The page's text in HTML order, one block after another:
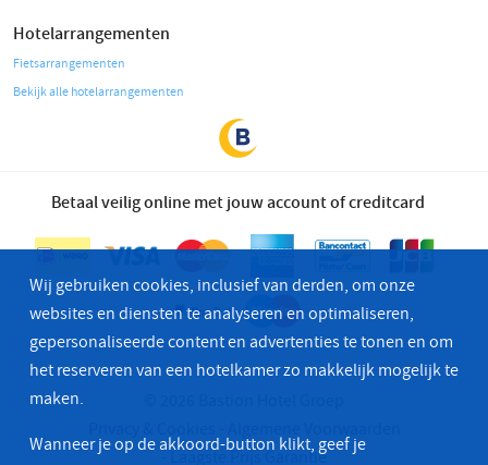
Hotelarrangementen
Fietsarrangementen
Bekijk alle hotelarrangementen
Betaal veilig online met jouw account of creditcard
Laagste Prijs Garantie
Wij gebruiken cookies, inclusief van derden, om onze
websites en diensten te analyseren en optimaliseren,
gepersonaliseerde content en advertenties te tonen en om
het reserveren van een hotelkamer zo makkelijk mogelijk te
maken.
Wanneer je op de akkoord-button klikt, geef je